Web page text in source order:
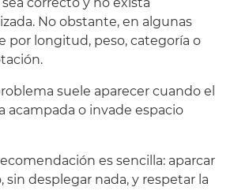
No obstante, en algunas
por longitud, peso, categoría o
suele aparecer cuando el
acampada o invade espacio
es sencilla: aparcar
desplegar nada, y respetar la